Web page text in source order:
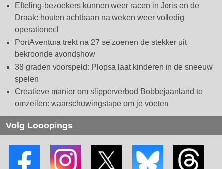
Efteling-bezoekers kunnen weer racen in Joris en de
Draak: houten achtbaan na weken weer volledig
operationeel
PortAventura trekt na 27 seizoenen de stekker uit
bekroonde avondshow
38 graden voorspeld: Plopsa laat kinderen in de sneeuw
spelen
Creatieve manier om slipperverbod Bobbejaanland te
omzeilen: waarschuwingstape om je voeten
Volg Looopings